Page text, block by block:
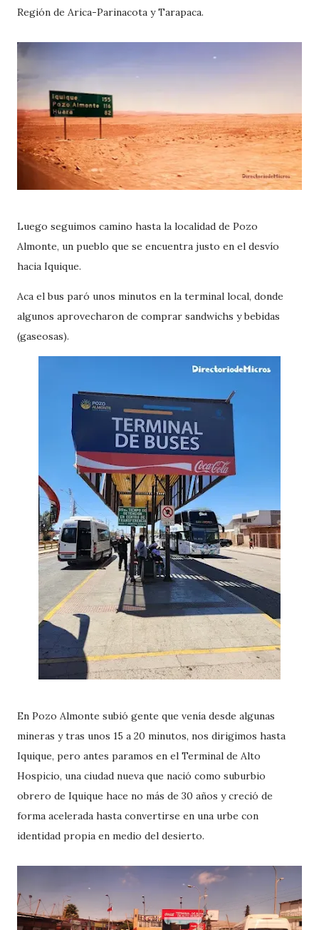
Región de Arica-Parinacota y Tarapaca.
Luego seguimos camino hasta la localidad de Pozo
Almonte, un pueblo que se encuentra justo en el desvío
hacia Iquique.
Aca el bus paró unos minutos en la terminal local, donde
algunos aprovecharon de comprar sandwichs y bebidas
(gaseosas).
En Pozo Almonte subió gente que venía desde algunas
mineras y tras unos 15 a 20 minutos, nos dirigimos hasta
Iquique, pero antes paramos en el Terminal de Alto
Hospicio, una ciudad nueva que nació como suburbio
obrero de Iquique hace no más de 30 años y creció de
forma acelerada hasta convertirse en una urbe con
identidad propia en medio del desierto.